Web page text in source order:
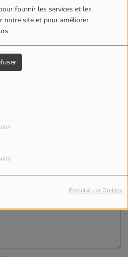
fournir les services et les
notre site et pour améliorer
Propulsé par Orejime